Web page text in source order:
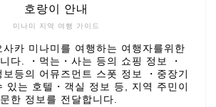
미나미 지역 여행 가이드
호랑이 안내
사카 미나미를 여행하는 여행자를위한
다. ・먹는・사는 등의 쇼핑 정보 ・
등의 어뮤즈먼트 스폿 정보 ・중장기
있는 호텔・객실 정보 등, 지역 주민이
한 정보를 전달합니다.